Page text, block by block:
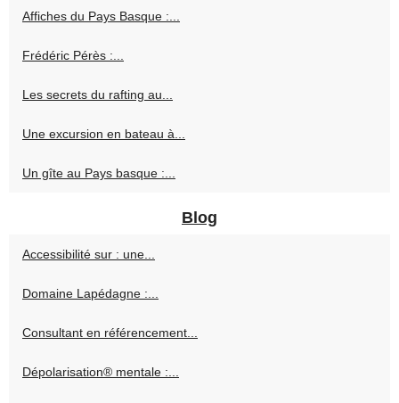
Affiches du Pays Basque :...
Frédéric Pérès :...
Les secrets du rafting au...
Une excursion en bateau à...
Un gîte au Pays basque :...
Blog
Accessibilité sur : une...
Domaine Lapédagne :...
Consultant en référencement...
Dépolarisation® mentale :...